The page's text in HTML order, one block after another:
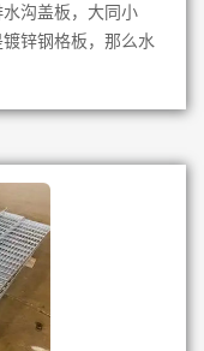
沟盖板，大同小
锌钢格板，那么水